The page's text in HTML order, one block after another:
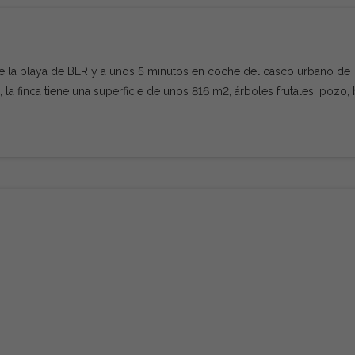
playa de BER y a unos 5 minutos en coche del casco urbano de
finca tiene una superficie de unos 816 m2, árboles frutales, pozo,